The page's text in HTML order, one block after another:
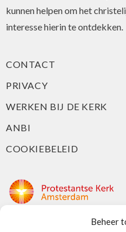
Beheer
kunnen helpen om het
interesse hierin te ontdekken.
CONTACT
PRIVACY
WERKEN BIJ DE KERK
ANBI
COOKIEBELEID